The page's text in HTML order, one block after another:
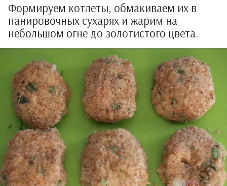
Формируем котлеты, обмакиваем их в
панировочных сухарях и жарим на
небольшом огне до золотистого цвета.